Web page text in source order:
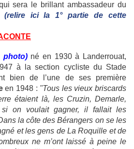
sera le brillant ambassadeur du
(relire ici la 1° partie de cette
photo)né en 1930 à Landerrouat,
à la section cycliste du Stade
bien de l’une de ses première
en 1948 : "Tous les vieux briscards
étaient là, les Cruzin, Demarle,
si on voulait gagner, il fallait les
la côte des Bérangers on se les
et les gens de La Roquille et de
ne m’ont laissé à peine le